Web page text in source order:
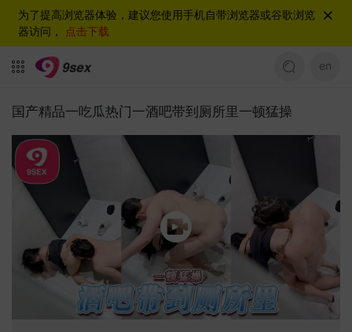
为了提高浏览器体验，建议您使用手机自带浏览器或谷歌浏览
器访问， 点击下载
en
国产精品一吃瓜热门一酒吧带到厕所里一顿猛操